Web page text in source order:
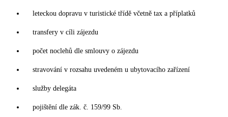
leteckou dopravu v turistické třídě včetně tax a příplatků
transfery v cíli zájezdu
počet noclehů dle smlouvy o zájezdu
stravování v rozsahu uvedeném u ubytovacího zařízení
služby delegáta
pojištění dle zák. č. 159/99 Sb.